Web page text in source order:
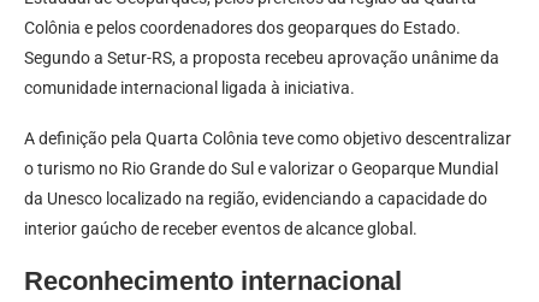
Colônia e pelos coordenadores dos geoparques do Estado.
Segundo a Setur-RS, a proposta recebeu aprovação unânime da
comunidade internacional ligada à iniciativa.
A definição pela Quarta Colônia teve como objetivo descentralizar
o turismo no Rio Grande do Sul e valorizar o Geoparque Mundial
da Unesco localizado na região, evidenciando a capacidade do
interior gaúcho de receber eventos de alcance global.
Reconhecimento internacional